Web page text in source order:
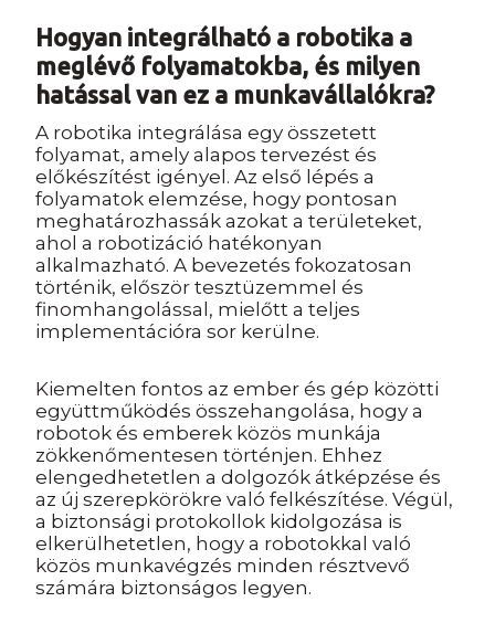
Hogyan integrálható a robotika a
meglévő folyamatokba, és milyen
hatással van ez a munkavállalókra?
A robotika integrálása egy összetett
folyamat, amely alapos tervezést és
előkészítést igényel. Az első lépés a
folyamatok elemzése, hogy pontosan
meghatározhassák azokat a területeket,
ahol a robotizáció hatékonyan
alkalmazható. A bevezetés fokozatosan
történik, először tesztüzemmel és
finomhangolással, mielőtt a teljes
implementációra sor kerülne.
Kiemelten fontos az ember és gép közötti
együttműködés összehangolása, hogy a
robotok és emberek közös munkája
zökkenőmentesen történjen. Ehhez
elengedhetetlen a dolgozók átképzése és
az új szerepkörökre való felkészítése. Végül,
a biztonsági protokollok kidolgozása is
elkerülhetetlen, hogy a robotokkal való
közös munkavégzés minden résztvevő
számára biztonságos legyen.